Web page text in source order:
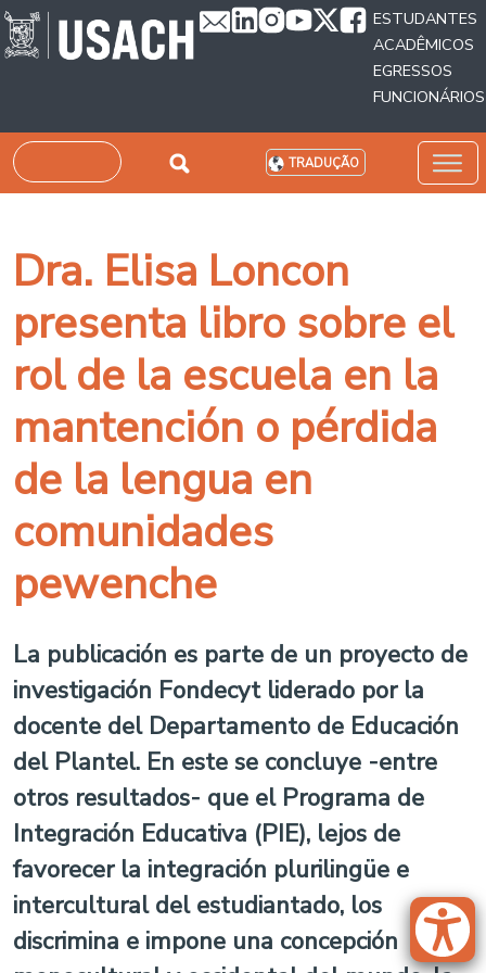
Passar para o conteúdo principal
ESTUDANTES
ACADÊMICOS
EGRESSOS
FUNCIONÁRIOS
Pesquisar TRADUÇÃO
Dra. Elisa Loncon
presenta libro sobre el
rol de la escuela en la
mantención o pérdida
de la lengua en
comunidades
pewenche
La publicación es parte de un proyecto de
investigación Fondecyt liderado por la
docente del Departamento de Educación
del Plantel. En este se concluye -entre
otros resultados- que el Programa de
Integración Educativa (PIE), lejos de
favorecer la integración plurilingüe e
intercultural del estudiantado, los
discrimina e impone una concepción